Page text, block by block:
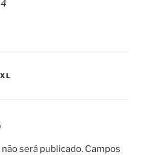
será publicado. Campos